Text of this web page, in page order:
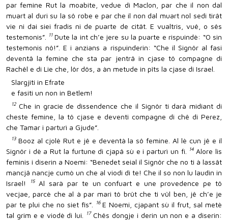
par femine Rut la moabite, vedue di Maclon, par che il non dal
muart al duri su la sô robe e par che il non dal muart nol sedi tirât
vie ni dai siei fradis ni de puarte de citât. E vualtris, vuê, o sês
testemonis”.
11 Dute la int ch’e jere su la puarte e rispuindè: “O sin
testemonis nô!”. E i anzians a rispuinderin: “Che il Signôr al fasi
deventâ la femine che sta par jentrâ in cjase tô compagne di
Rachêl e di Lie che, lôr dôs, a àn metude in pîts la cjase di Israel.
Slargjiti in Efrate
e fasiti un non in Betlem!
12 Che in gracie de dissendence che il Signôr ti darà midiant di
cheste femine, la tô cjase e deventi compagne di chê di Perez,
che Tamar i parturì a Gjude”.
13 Booz al cjolè Rut e jê e deventà la sô femine. Al lè cun jê e il
Signôr i dè a Rut la furtune di cjapâ sù e i parturì un fi.
14 Alore lis
feminis i diserin a Noemi: “Benedet seial il Signôr che no ti à lassât
mancjâ nancje cumò un che al viodi di te! Che il so non lu laudin in
Israel!
15 Al sarà par te un confuart e une provedence pe tô
vecjae, parcè che al à par mari tô brût che ti vûl ben, jê ch’e je
par te plui che no siet fîs”.
16E Noemi, cjapant sù il frut, sal metè
tal grim e e viodè di lui.
17 Chês dongje i derin un non e a diserin: